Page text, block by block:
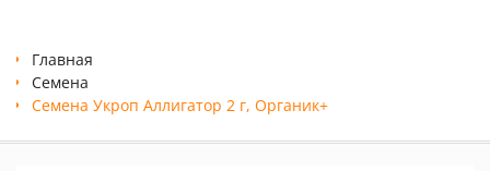
Главная
Семена
Семена Укроп Аллигатор 2 г, Органик+